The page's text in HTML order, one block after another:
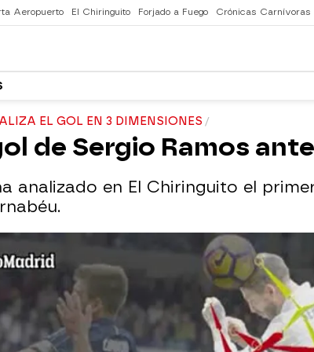
Aeropuerto El Chiringuito Forjado a Fuego Crónicas Carnívoras
EL GOL EN 3 DIMENSIONES
de Sergio Ramos
analizado en El Chiringuito el